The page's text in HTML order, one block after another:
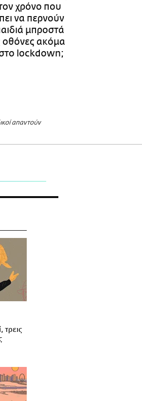
χρόνο που
να περνούν
μπροστά
οθόνες ακόμα
lockdown;
απαντούν
τρεις